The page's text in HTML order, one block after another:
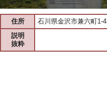
住所
石川県金沢市兼六町1-4
説明
抜粋